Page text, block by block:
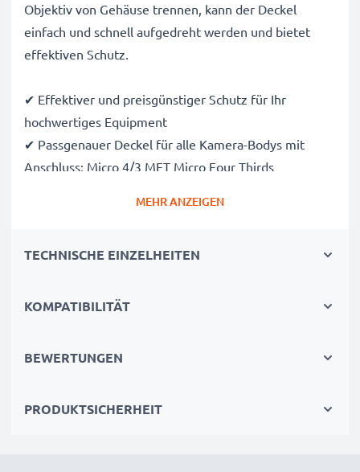
Objektiv von Gehäuse trennen, kann der Deckel
einfach und schnell aufgedreht werden und bietet
effektiven Schutz.
✔ Effektiver und preisgünstiger Schutz für Ihr
hochwertiges Equipment
✔ Passgenauer Deckel für alle Kamera-Bodys mit
Anschluss: Micro 4/3 MFT Micro Four Thirds
Erkundungstouren in der Tasche verstaut werden soll
Benutzung der Kamera
Farbe: schwarz
MEHR ANZEIGEN
TECHNISCHE EINZELHEITEN
KOMPATIBILITÄT
BEWERTUNGEN
PRODUKTSICHERHEIT